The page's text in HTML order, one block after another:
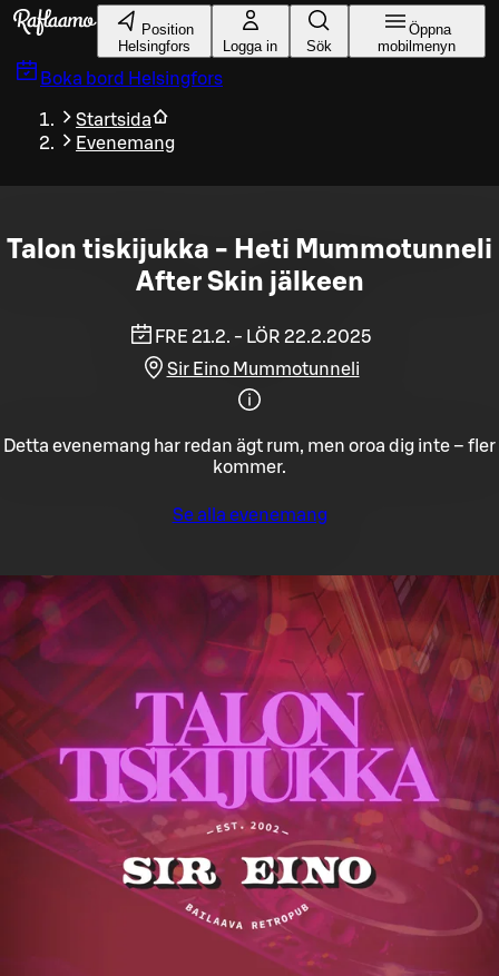
Gå till huvudinnehållet
Position
Helsingfors
Logga in Sök
Öppna
mobilmenyn
Boka bord Helsingfors
Startsida
Evenemang
Talon tiskijukka - Heti Mummotunneli
After Skin jälkeen
FRE 21.2. - LÖR 22.2.2025
Sir Eino Mummotunneli
Detta evenemang har redan ägt rum, men oroa dig inte – fler
kommer.
Se alla evenemang